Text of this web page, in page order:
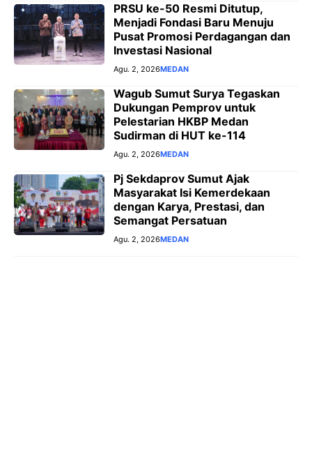
PRSU ke-50 Resmi Ditutup,
Menjadi Fondasi Baru Menuju
Pusat Promosi Perdagangan dan
Investasi Nasional
Agu. 2, 2026MEDAN
Wagub Sumut Surya Tegaskan
Dukungan Pemprov untuk
Pelestarian HKBP Medan
Sudirman di HUT ke-114
Agu. 2, 2026MEDAN
Pj Sekdaprov Sumut Ajak
Masyarakat Isi Kemerdekaan
dengan Karya, Prestasi, dan
Semangat Persatuan
Agu. 2, 2026MEDAN